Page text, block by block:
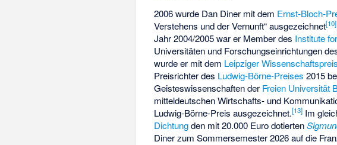
2006 wurde Dan Diner mit dem Ernst-Bloch-
Verstehens und der Vernunft“ ausgezeichnet[10]
Jahr 2004/2005 war er Member des Institute
Universitäten und Forschungseinrichtungen
wurde er mit dem Leipziger Wissenschaftspreis
Preisrichter des Ludwig-Börne-Preises 2015
Geisteswissenschaften der Freien Universität
mitteldeutschen Wirtschafts- und
Ludwig-Börne-Preis ausgezeichnet.[13] Im
Dichtungden mit 20.000 Euro dotierten
Diner zum Sommersemester 2026 auf die